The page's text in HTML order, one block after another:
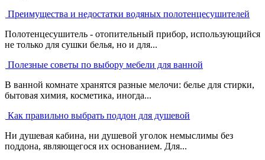
Преимущества и недостатки водяных полотенцесушителей
Полотенцесушитель - отопительный прибор, использующийся
не только для сушки белья, но и для...
Полезные советы по выбору мебели для ванной
В ванной комнате хранятся разные мелочи: белье для стирки,
бытовая химия, косметика, иногда...
Как правильно выбрать поддон для душевой
Ни душевая кабина, ни душевой уголок немыслимы без
поддона, являющегося их основанием. Для...